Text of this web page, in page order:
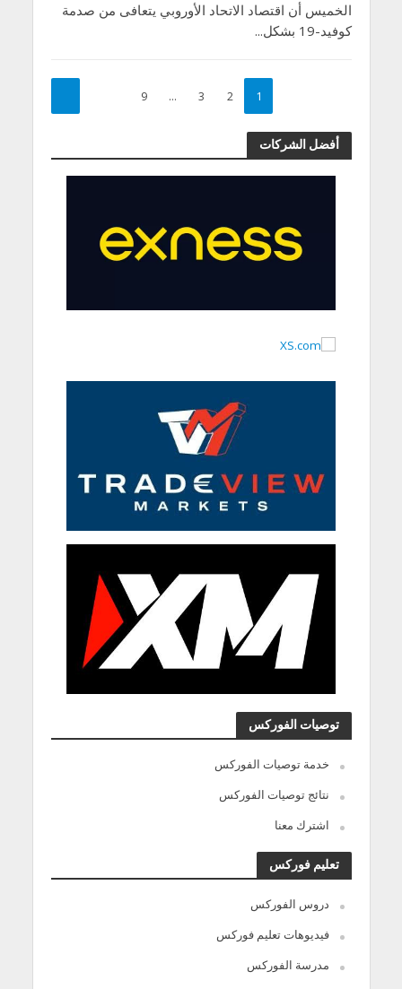
الخميس أن اقتصاد الاتحاد الأوروبي يتعافى من صدمة
كوفيد-19 بشكل...
1
2
3
…
9
أفضل الشركات
توصيات الفوركس
خدمة توصيات الفوركس
نتائج توصيات الفوركس
اشترك معنا
تعليم فوركس
دروس الفوركس
فيديوهات تعليم فوركس
مدرسة الفوركس